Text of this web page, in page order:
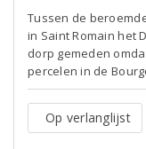
Tussen de
in Saint Romain het
dorp gemeden
percelen in de
Op verlanglijst